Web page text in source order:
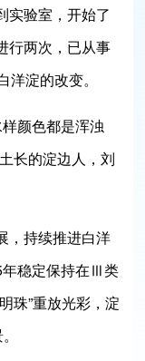
实验室，开始了
行两次，已从事
淀的改变。
颜色都是浑浊
长的淀边人，刘
，持续推进白洋
年稳定保持在Ⅲ类
珠”重放光彩，淀